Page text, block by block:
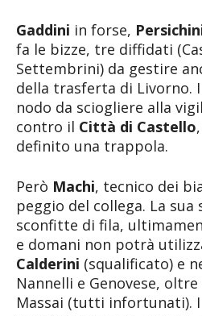
Gaddini in forse,
fa le bizze, tre diffidati
Settembrini) da gestire
della trasferta di Livorno.
nodo da sciogliere alla
contro il Città di Castello
definito una trappola.
Però Machi, tecnico dei
peggio del collega. La
sconfitte di fila,
e domani non potrà
Calderini (squalificato) e
Nannelli e Genovese,
Massai (tutti infortunati).